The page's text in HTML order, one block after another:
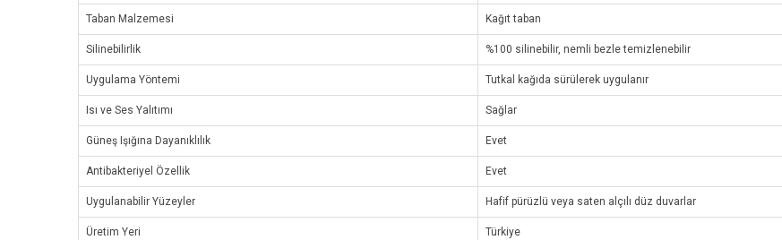
Taban Malzemesi Kağıt taban
Silinebilirlik %100 silinebilir, nemli bezle temizlenebilir
Uygulama Yöntemi Tutkal kağıda sürülerek uygulanır
Isı ve Ses Yalıtımı Sağlar
Güneş Işığına Dayanıklılık Evet
Antibakteriyel Özellik Evet
Uygulanabilir Yüzeyler Hafif pürüzlü veya saten alçılı düz duvarlar
Üretim Yeri Türkiye